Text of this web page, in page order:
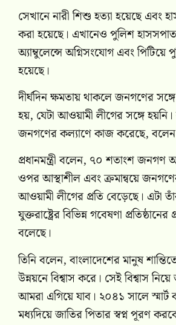
সেখানে নারী শিশু হত্যা হয়েছে এবং
করা হয়েছে। এখানেও পুলিশ
অ্যাম্বুলেন্সে অগ্নিসংযোগ এবং পিটিয়ে
হয়েছে।
দীর্ঘদিন ক্ষমতায় থাকলে জনগণের
হয়, যেটা আওয়ামী লীগের সঙ্গে
জনগণের কল্যাণে কাজ করেছে, বলেন
প্রধানমন্ত্রী বলেন, ৭০ শতাংশ জনগণ
ওপর আস্থাশীল এবং ক্রমান্বয়ে
আওয়ামী লীগের প্রতি বেড়েছে। এটা
যুক্তরাষ্ট্রের বিভিন্ন গবেষণা
বলেছে।
তিনি বলেন, বাংলাদেশের মানুষ
উন্নয়নে বিশ্বাস করে। সেই বিশ্বাস
আমরা এগিয়ে যাব। ২০৪১ সালে স্মার্ট
মধ্যদিয়ে জাতির পিতার স্বপ্ন পূরণ